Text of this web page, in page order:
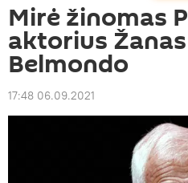
Mirė žinomas
aktorius
Belmondo
17:48 06.09.2021